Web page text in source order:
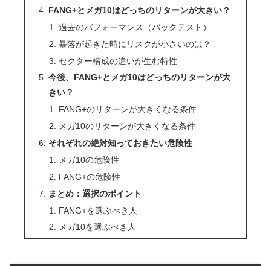
FANG+とメガ10はどっちのリターンが大きい？
過去のパフォーマンス（バックテスト）
暴落が起きた時にリスクが小さいのは？
セクター構成の違いが生む特性
今後、FANG+とメガ10はどっちのリターンが大
きい？
FANG+のリターンが大きくなる条件
メガ10のリターンが大きくなる条件
それぞれの絶対知っておきたい危険性
メガ10の危険性
FANG+の危険性
まとめ：選択のポイント
FANG+を選ぶべき人
メガ10を選ぶべき人